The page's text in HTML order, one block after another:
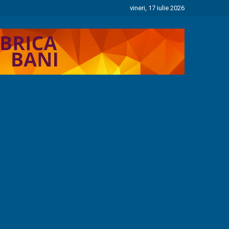
vineri, 17 iulie 2026